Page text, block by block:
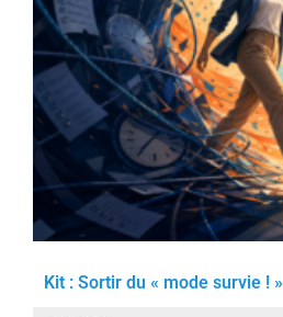
Kit : Sortir du « mode survie ! »